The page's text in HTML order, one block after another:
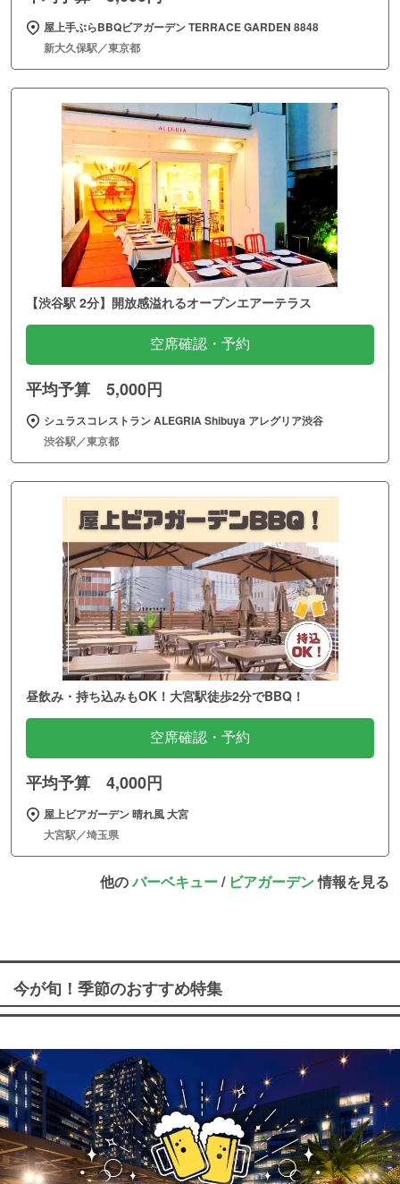
屋上手ぶらBBQビアガーデン TERRACE GARDEN 8848
新大久保駅／東京都
【渋谷駅 2分】開放感溢れるオープンエアーテラス
空席確認・予約
平均予算 5,000円
シュラスコレストラン ALEGRIA Shibuya アレグリア渋谷
渋谷駅／東京都
昼飲み・持ち込みもOK！大宮駅徒歩2分でBBQ！
空席確認・予約
平均予算 4,000円
屋上ビアガーデン 晴れ風 大宮
大宮駅／埼玉県
他のバーベキュー/ ビアガーデン情報を見る
今が旬！季節のおすすめ特集